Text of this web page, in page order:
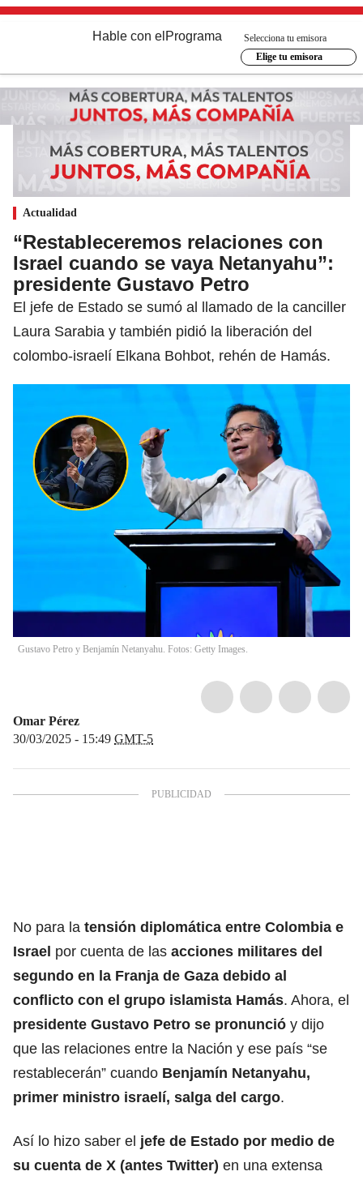
Hable con el Programa
Selecciona tu emisora
Elige tu emisora
Actualidad
“Restableceremos relaciones con
Israel cuando se vaya Netanyahu”:
presidente Gustavo Petro
El jefe de Estado se sumó al llamado de la canciller
Laura Sarabia y también pidió la liberación del
colombo-israelí Elkana Bohbot, rehén de Hamás.
Gustavo Petro y Benjamín Netanyahu. Fotos: Getty Images.
Omar Pérez
30/03/2025 - 15:49 GMT-5
No para la tensión diplomática entre Colombia e
Israel por cuenta de las acciones militares del
segundo en la Franja de Gaza debido al
conflicto con el grupo islamista Hamás. Ahora, el
presidente Gustavo Petro se pronunció y dijo
que las relaciones entre la Nación y ese país “se
restablecerán” cuando Benjamín Netanyahu,
primer ministro israelí, salga del cargo.
Así lo hizo saber el jefe de Estado por medio de
su cuenta de X (antes Twitter) en una extensa